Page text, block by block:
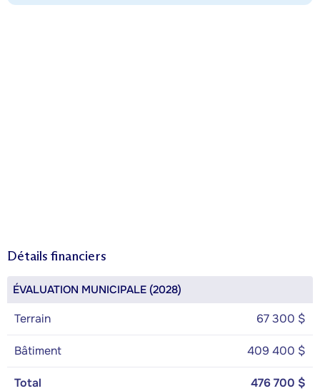
Détails financiers
ÉVALUATION MUNICIPALE (2028)
Terrain 67 300 $
Bâtiment 409 400 $
Total
476 700 $